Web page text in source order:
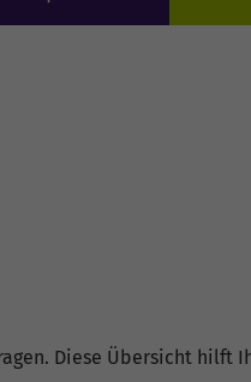
Diese Übersicht hilft